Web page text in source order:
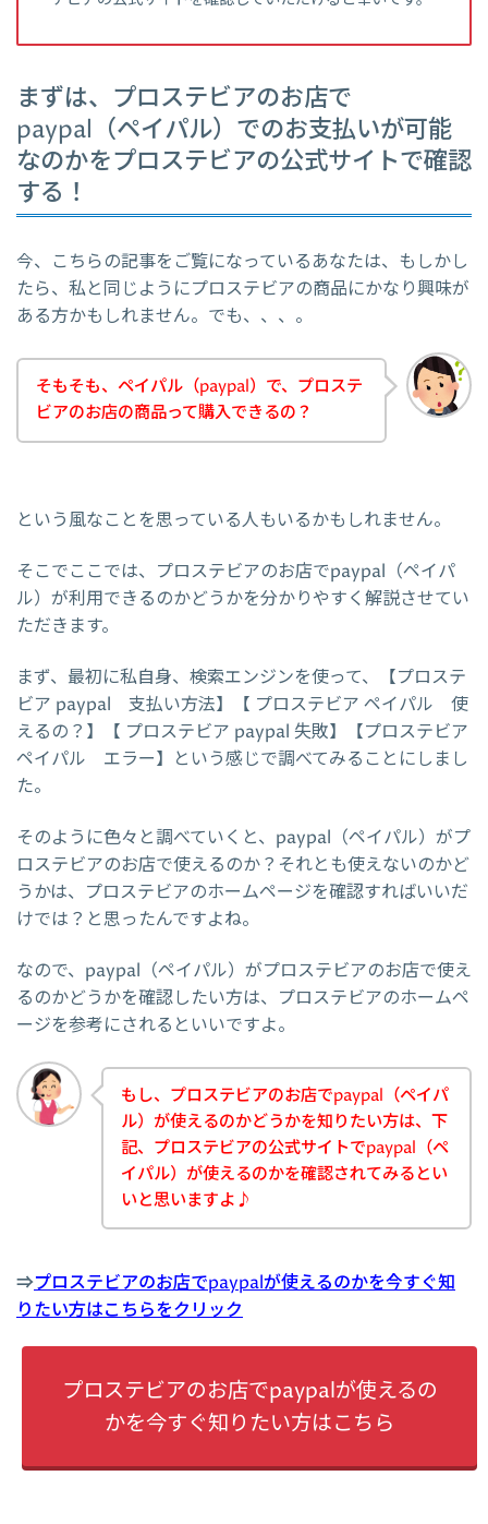
まずは、プロステビアのお店で
paypal（ペイパル）でのお支払いが可能
なのかをプロステビアの公式サイトで確認
する！
今、こちらの記事をご覧になっているあなたは、もしかし
たら、私と同じようにプロステビアの商品にかなり興味が
ある方かもしれません。でも、、、。
そもそも、ペイパル（paypal）で、プロステ
ビアのお店の商品って購入できるの？
という風なことを思っている人もいるかもしれません。
そこでここでは、プロステビアのお店でpaypal（ペイパ
ル）が利用できるのかどうかを分かりやすく解説させてい
ただきます。
まず、最初に私自身、検索エンジンを使って、【プロステ
ビア paypal 支払い方法】【 プロステビア ペイパル 使
えるの？】【 プロステビア paypal 失敗】【プロステビア
ペイパル エラー】という感じで調べてみることにしまし
た。
そのように色々と調べていくと、paypal（ペイパル）がプ
ロステビアのお店で使えるのか？それとも使えないのかど
うかは、プロステビアのホームページを確認すればいいだ
けでは？と思ったんですよね。
なので、paypal（ペイパル）がプロステビアのお店で使え
るのかどうかを確認したい方は、プロステビアのホームペ
ージを参考にされるといいですよ。
もし、プロステビアのお店でpaypal（ペイパ
ル）が使えるのかどうかを知りたい方は、下
記、プロステビアの公式サイトでpaypal（ペ
イパル）が使えるのかを確認されてみるとい
いと思いますよ♪
⇒プロステビアのお店でpaypalが使えるのかを今すぐ知
りたい方はこちらをクリック
プロステビアのお店でpaypalが使えるの
かを今すぐ知りたい方はこちら